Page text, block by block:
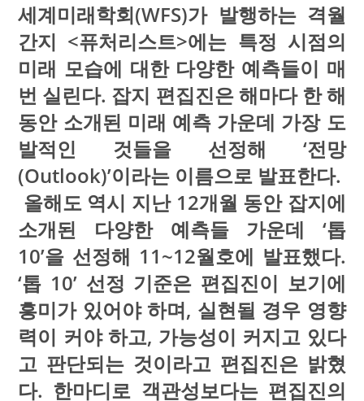
세계미래학회(WFS)가 발행하는 격월
간지 <퓨처리스트>에는 특정 시점의
미래 모습에 대한 다양한 예측들이 매
번 실린다. 잡지 편집진은 해마다 한 해
동안 소개된 미래 예측 가운데 가장 도
발적인 것들을 선정해 ‘전망
(Outlook)’이라는 이름으로 발표한다.
올해도 역시 지난 12개월 동안 잡지에
소개된 다양한 예측들 가운데 ‘톱
10’을 선정해 11~12월호에 발표했다.
‘톱 10’ 선정 기준은 편집진이 보기에
흥미가 있어야 하며, 실현될 경우 영향
력이 커야 하고, 가능성이 커지고 있다
고 판단되는 것이라고 편집진은 밝혔
다. 한마디로 객관성보다는 편집진의